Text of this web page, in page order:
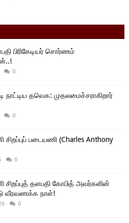
பிரிகேடியர் சொர்ணம்
0
நாட்டிய தவெக: முதலமைச்சராகிறார்
0
படையணி (Charles Anthony
0
தளபதி கோபித் அவர்களின்
வீரவணக்க நாள்!
0